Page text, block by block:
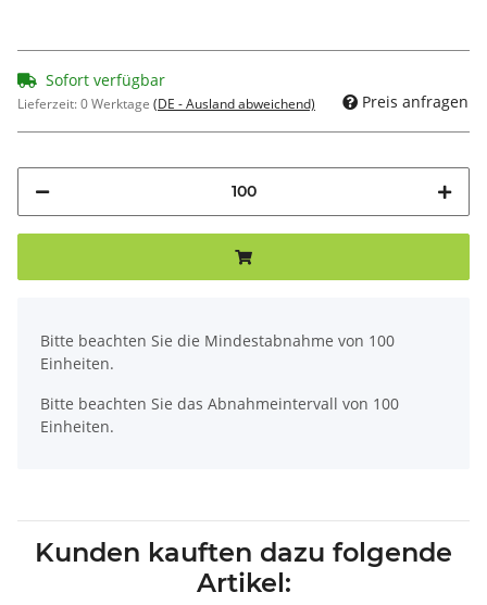
Sofort verfügbar
Lieferzeit:0 Werktage (DE - Ausland abweichend) Preis anfragen
Bitte beachten Sie die Mindestabnahme von 100
Einheiten.
Bitte beachten Sie das Abnahmeintervall von 100
Einheiten.
Kunden kauften dazu folgende
Artikel: